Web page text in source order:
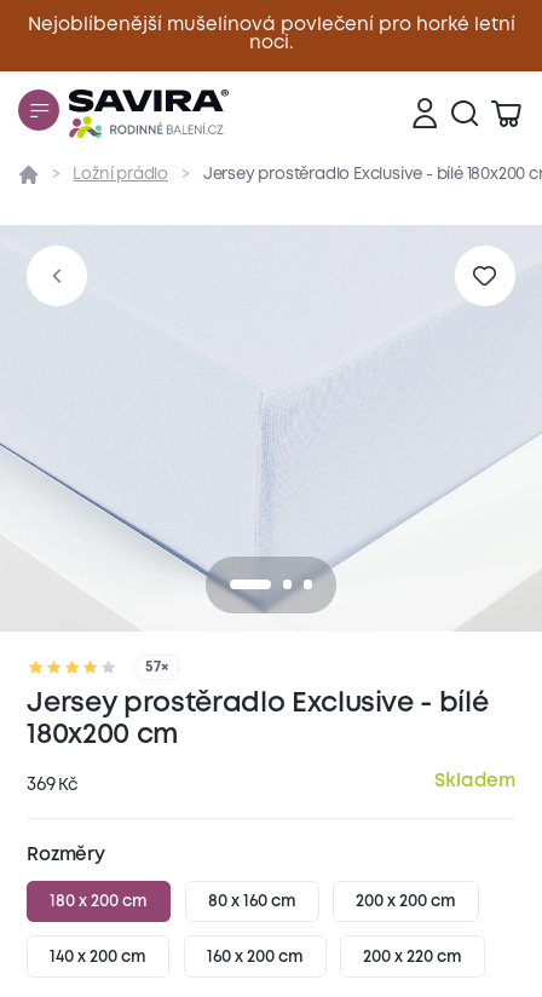
Nejoblíbenější mušelínová povlečení pro horké letní
noci.
Zavřít
Přehled Parametry Popis produktu Materiál
Ložní prádlo Jersey prostěradlo Exclusive - bílé 180x200
57×
Jersey prostěradlo Exclusive - bílé
180x200 cm
369 Kč Skladem
Rozměry
180 x 200 cm 80 x 160 cm 200 x 200 cm
140 x 200 cm 160 x 200 cm 200 x 220 cm